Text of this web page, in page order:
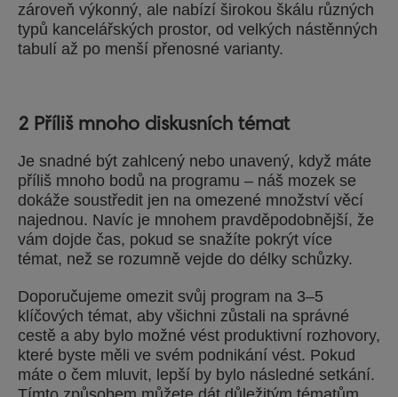
zároveň výkonný, ale nabízí širokou škálu různých
typů kancelářských prostor, od velkých nástěnných
tabulí až po menší přenosné varianty.
2 Příliš mnoho diskusních témat
Je snadné být zahlcený nebo unavený, když máte
příliš mnoho bodů na programu – náš mozek se
dokáže soustředit jen na omezené množství věcí
najednou. Navíc je mnohem pravděpodobnější, že
vám dojde čas, pokud se snažíte pokrýt více
témat, než se rozumně vejde do délky schůzky.
Doporučujeme omezit svůj program na 3–5
klíčových témat, aby všichni zůstali na správné
cestě a aby bylo možné vést produktivní rozhovory,
které byste měli ve svém podnikání vést. Pokud
máte o čem mluvit, lepší by bylo následné setkání.